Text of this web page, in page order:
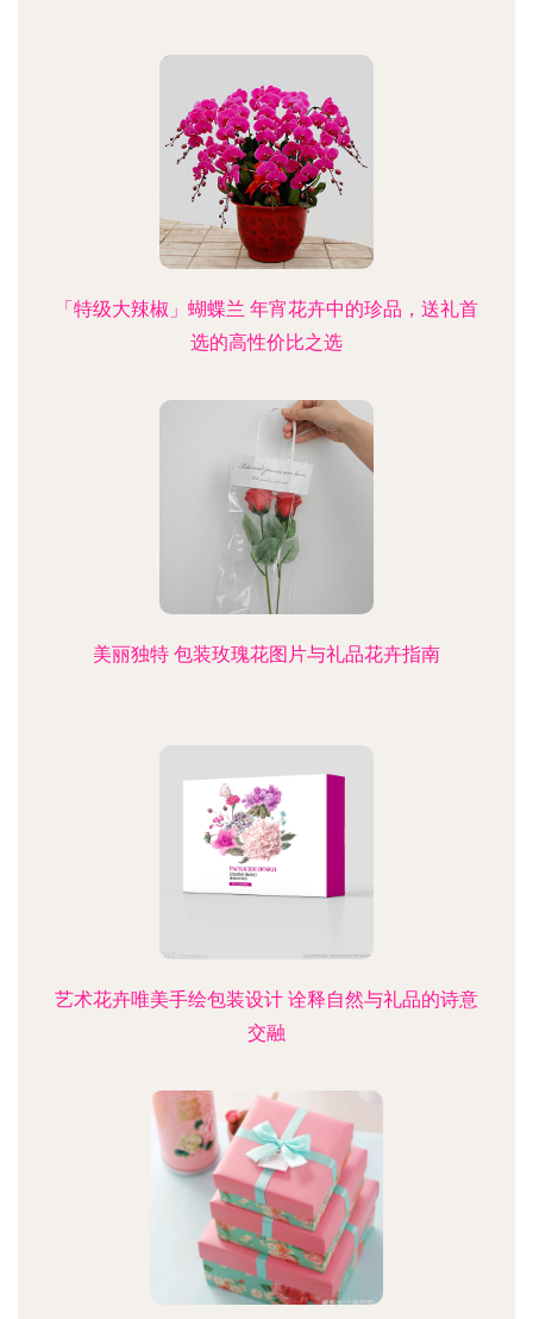
「特级大辣椒」蝴蝶兰 年宵花卉中的珍品，送礼首
选的高性价比之选
美丽独特 包装玫瑰花图片与礼品花卉指南
艺术花卉唯美手绘包装设计 诠释自然与礼品的诗意
交融